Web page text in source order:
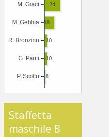
P. Scollo
G. Pariti
R. Bronzino
M. Gebbia
M. Graci
8
10
10
18
24
Staffetta
maschile B